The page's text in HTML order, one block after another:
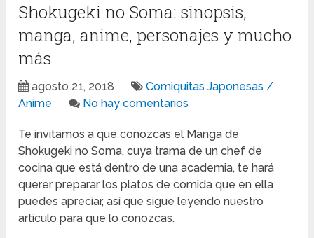
Shokugeki no Soma: sinopsis,
manga, anime, personajes y mucho
más
agosto 21, 2018
Comiquitas Japonesas /
Anime
No hay comentarios
Te invitamos a que conozcas el Manga de
Shokugeki no Soma, cuya trama de un chef de
cocina que está dentro de una academia, te hará
querer preparar los platos de comida que en ella
puedes apreciar, así que sigue leyendo nuestro
articulo para que lo conozcas.